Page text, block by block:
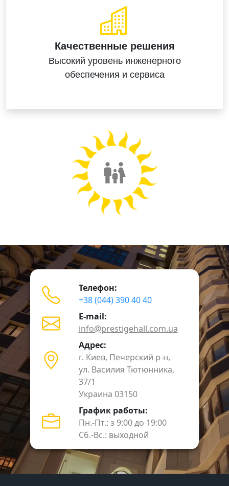
Качественные решения
Высокий уровеньинженерного
обеспечения и сервиса
Телефон:
+38 (044) 390 40 40
E-mail:
info@prestigehall.com.ua
Адрес:
г. Киев, Печерский р-н,
ул. Василия Тютюнника,
37/1
Украина 03150
График работы:
Пн.-Пт.: з 9:00 до 19:00
Сб.-Вс.: выходной